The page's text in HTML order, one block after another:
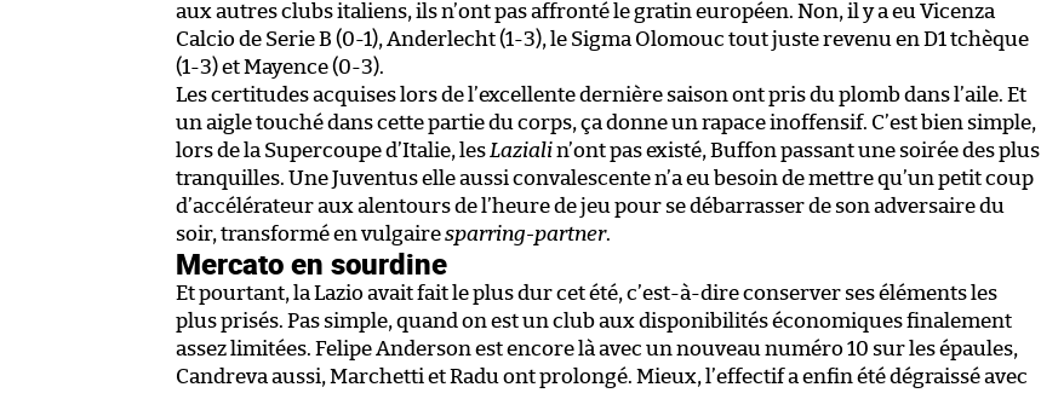
aux autres clubs italiens, ils n’ont pas affronté le gratin européen. Non, il y a eu Vicenza
Calcio de Serie B (0-1), Anderlecht (1-3), le Sigma Olomouc tout juste revenu en D1 tchèque
(1-3) et Mayence (0-3).
Les certitudes acquises lors de l’excellente dernière saison ont pris du plomb dans l’aile. Et
un aigle touché dans cette partie du corps, ça donne un rapace inoffensif. C’est bien simple,
lors de la Supercoupe d’Italie, les Lazialin’ont pas existé, Buffon passant une soirée des plus
tranquilles. Une Juventus elle aussi convalescente n’a eu besoin de mettre qu’un petit coup
d’accélérateur aux alentours de l’heure de jeu pour se débarrasser de son adversaire du
soir, transformé en vulgairesparring-partner.
Mercato en sourdine
Et pourtant, la Lazio avait fait le plus dur cet été, c’est-à-dire conserver ses éléments les
plus prisés. Pas simple, quand on est un club aux disponibilités économiques finalement
assez limitées. Felipe Anderson est encore là avec un nouveau numéro 10 sur les épaules,
Candreva aussi, Marchetti et Radu ont prolongé. Mieux, l’effectif a enfin été dégraissé avec